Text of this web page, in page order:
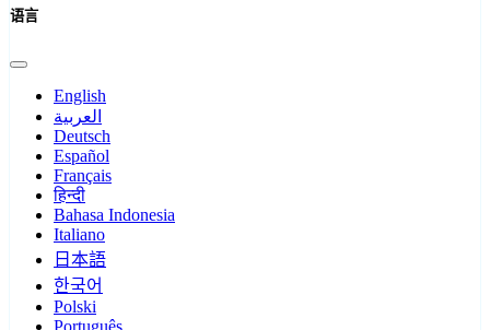
语言
English
العربية
Deutsch
Español
Français
हिन्दी
Bahasa Indonesia
Italiano
日本語
한국어
Polski